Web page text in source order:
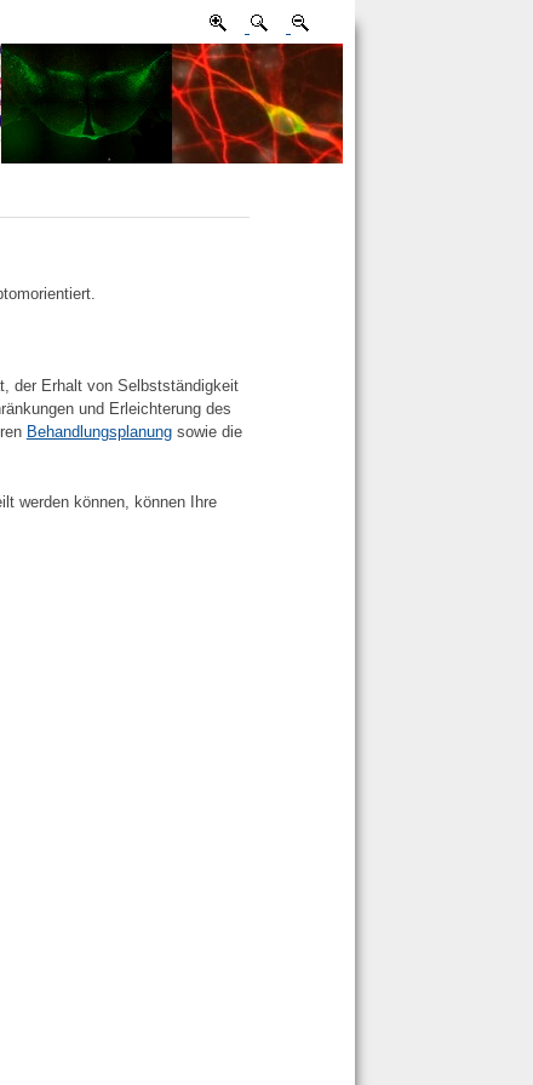
der Erhalt von Selbstständigkeit
und Erleichterung des
Behandlungsplanungsowie die
werden können, können Ihre